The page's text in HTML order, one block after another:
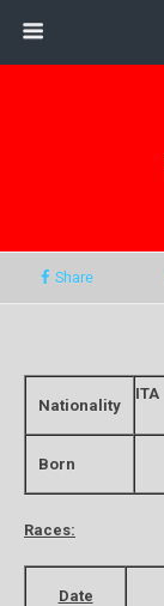
Share
Nationality
ITA
Born
Races:
Date